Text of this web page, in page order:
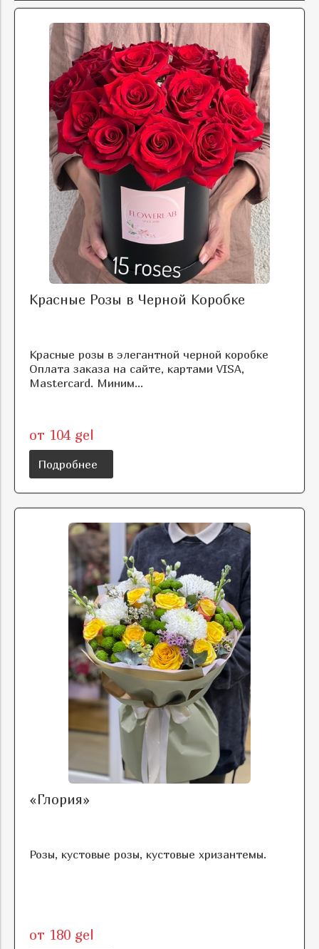
Красные Розы в Черной Коробке
Красные розы в элегантной черной коробке
Оплата заказа на сайте, картами VISA,
Mastercard. Миним...
от 104 gel
Подробнее
«Глория»
Розы, кустовые розы, кустовые хризантемы.
от 180 gel